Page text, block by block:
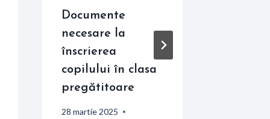
Documente
necesare la
înscrierea
copilului în clasa
pregătitoare
28 martie 2025